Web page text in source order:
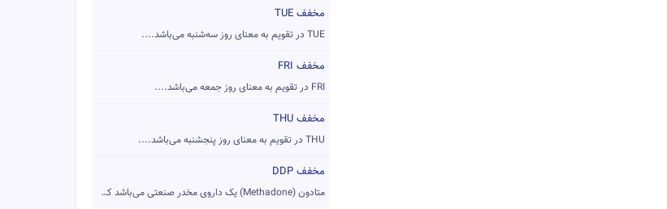
مخفف TUE
TUE در تقویم به معنای روز سه‌شنبه می‌باشد....
مخفف FRI
FRI در تقویم به معنای روز جمعه می‌باشد....
مخفف THU
THU در تقویم به معنای روز پنجشنبه می‌باشد....
مخفف DDP
متادون (Methadone) یک داروی مخدر صنعتی می‌باشد که غالباً به ...